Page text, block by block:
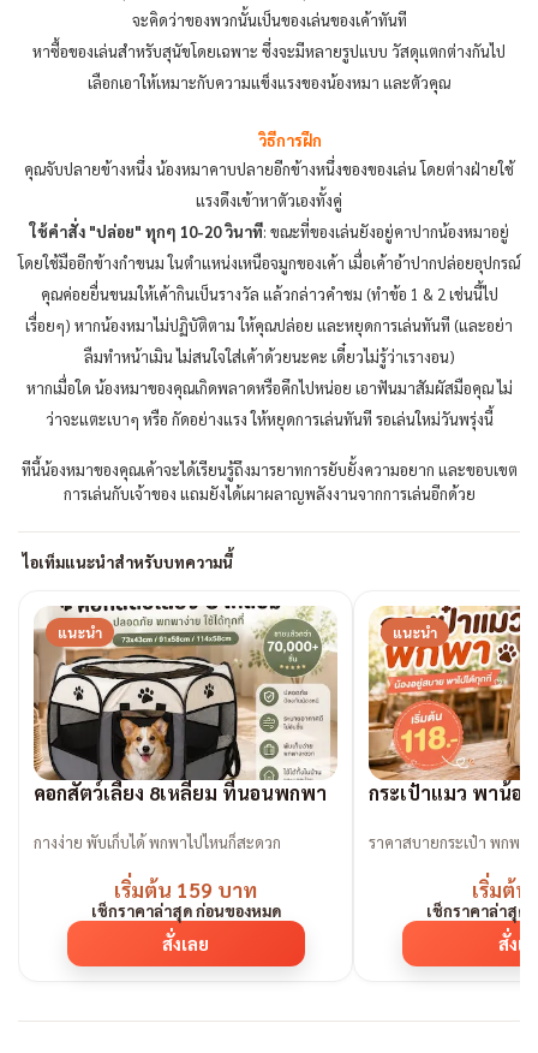
จะคิดว่าของพวกนั้นเป็นของเล่นของเค้าทันที
หาซื้อของเล่นสำหรับสุนัขโดยเฉพาะ ซึ่งจะมีหลายรูปแบบ วัสดุแตกต่างกันไป
เลือกเอาให้เหมาะกับความแข็งแรงของน้องหมา และตัวคุณ
วิธีการฝึก
คุณจับปลายข้างหนึ่ง น้องหมาคาบปลายอีกข้างหนึ่งของของเล่น โดยต่างฝ่ายใช้
แรงดึงเข้าหาตัวเองทั้งคู่
ใช้คำสั่ง "ปล่อย" ทุกๆ 10-20 วินาที: ขณะที่ของเล่นยังอยู่คาปากน้องหมาอยู่
โดยใช้มืออีกข้างกำขนม ในตำแหน่งเหนือจมูกของเค้า เมื่อเค้าอ้าปากปล่อยอุปกรณ์
คุณค่อยยื่นขนมให้เค้ากินเป็นรางวัล แล้วกล่าวคำชม (ทำข้อ 1 & 2 เช่นนี้ไป
เรื่อยๆ) หากน้องหมาไม่ปฏิบัติตาม ให้คุณปล่อย และหยุดการเล่นทันที (และอย่า
ลืมทำหน้าเมิน ไม่สนใจใส่เค้าด้วยนะคะ เดี๋ยวไม่รู้ว่าเรางอน)
หากเมื่อใด น้องหมาของคุณเกิดพลาดหรือคึกไปหน่อย เอาฟันมาสัมผัสมือคุณ ไม่
ว่าจะแตะเบาๆ หรือ กัดอย่างแรง ให้หยุดการเล่นทันที รอเล่นใหม่วันพรุ่งนี้
ทีนี้น้องหมาของคุณเค้าจะได้เรียนรู้ถึงมารยาทการยับยั้งความอยาก และขอบเขต
การเล่นกับเจ้าของ แถมยังได้เผาผลาญพลังงานจากการเล่นอีกด้วย
ไอเท็มแนะนำสำหรับบทความนี้
แนะนำ
คอกสัตว์เลี้ยง 8เหลี่ยม ที่นอนพกพา
กางง่าย พับเก็บได้ พกพาไปไหนก็สะดวก
เริ่มต้น 159 บาท
เช็กราคาล่าสุด ก่อนของหมด
สั่งเลย
แนะนำ
กระเป๋าแมว พาน้อ
ราคาสบายกระเป๋า พกพา
เริ่มต้น
เช็กราคาล่าสุด
สั่งเ